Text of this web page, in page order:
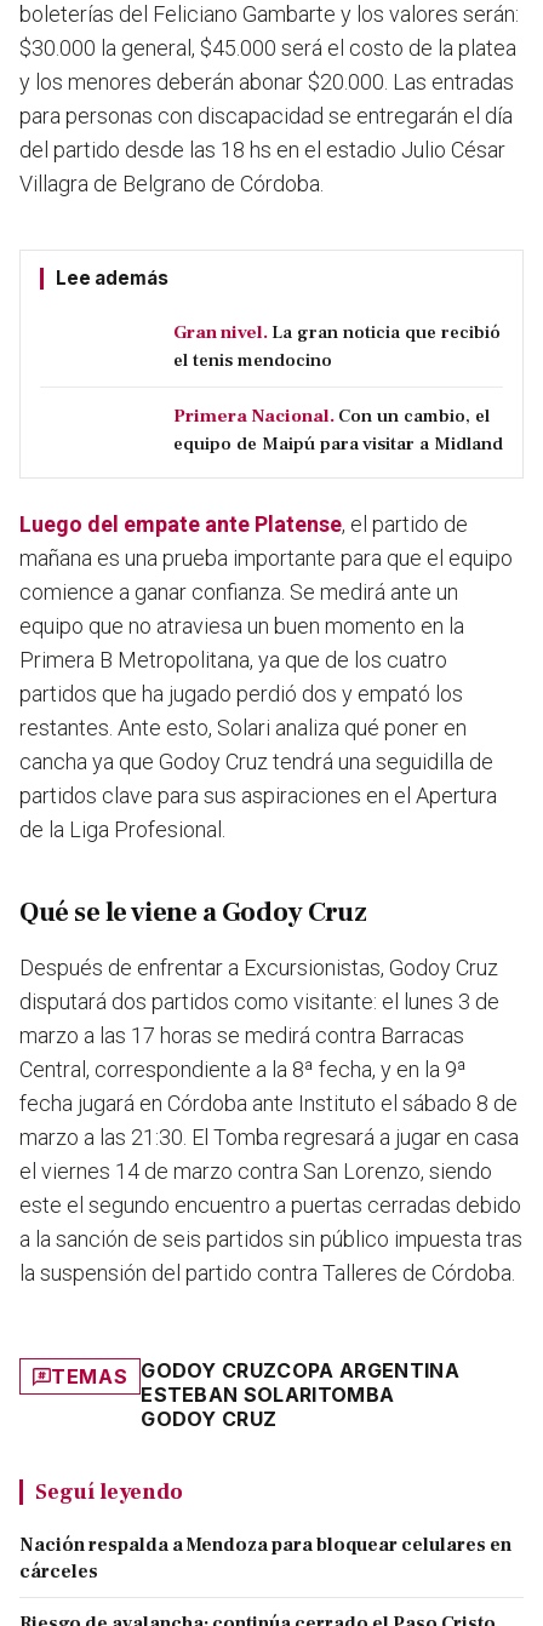
boleterías del Feliciano Gambarte y los valores serán:
$30.000 la general, $45.000 será el costo de la platea
y los menores deberán abonar $20.000. Las entradas
para personas con discapacidad se entregarán el día
del partido desde las 18 hs en el estadio Julio César
Villagra de Belgrano de Córdoba.
Lee además
Gran nivel. La gran noticia que recibió
el tenis mendocino
Primera Nacional. Con un cambio, el
equipo de Maipú para visitar a Midland
Luego del empate ante Platense, el partido de
mañana es una prueba importante para que el equipo
comience a ganar confianza. Se medirá ante un
equipo que no atraviesa un buen momento en la
Primera B Metropolitana, ya que de los cuatro
partidos que ha jugado perdió dos y empató los
restantes. Ante esto, Solari analiza qué poner en
cancha ya que Godoy Cruz tendrá una seguidilla de
partidos clave para sus aspiraciones en el Apertura
de la Liga Profesional.
Qué se le viene a Godoy Cruz
Después de enfrentar a Excursionistas, Godoy Cruz
disputará dos partidos como visitante: el lunes 3 de
marzo a las 17 horas se medirá contra Barracas
Central, correspondiente a la 8ª fecha, y en la 9ª
fecha jugará en Córdoba ante Instituto el sábado 8 de
marzo a las 21:30. El Tomba regresará a jugar en casa
el viernes 14 de marzo contra San Lorenzo, siendo
este el segundo encuentro a puertas cerradas debido
a la sanción de seis partidos sin público impuesta tras
la suspensión del partido contra Talleres de Córdoba.
TEMAS GODOY CRUZCOPA ARGENTINA
ESTEBAN SOLARITOMBA
GODOY CRUZ
Seguí leyendo
Nación respalda a Mendoza para bloquear celulares en
cárceles